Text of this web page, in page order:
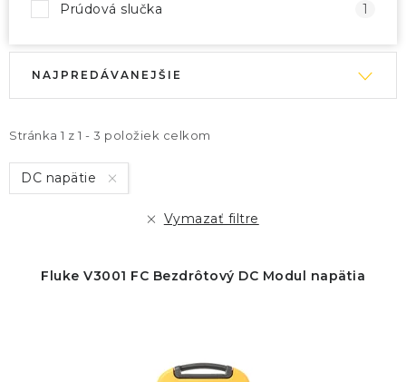
Prúdová slučka 1
i
s
p
Stránka 1 z 1 - 3 položiek celkom
e
n
i
NAJPREDÁVANEJŠIE
DC napätie
Vymazať filtre
Fluke V3001 FC Bezdrôtový DC Modul napätia